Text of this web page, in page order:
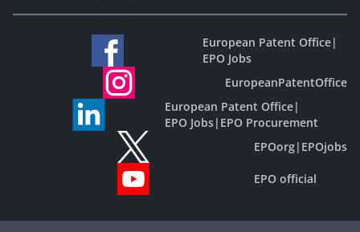
European Patent Office|
EPO Jobs
EuropeanPatentOffice
European Patent Office|
EPO Jobs| EPO Procurement
EPOorg| EPOjobs
EPO official